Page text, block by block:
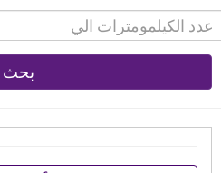
بحث